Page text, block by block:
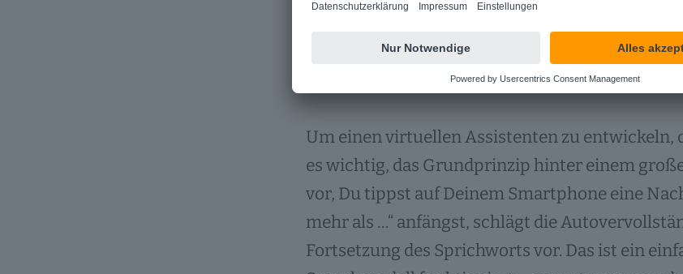
Große Sprachmodelle –
Um einen virtuellen Assistenten zu entwickeln,
es wichtig, das Grundprinzip hinter einem
vor, Du tippst auf Deinem Smartphone eine
mehr als …“ anfängst, schlägt die
Fortsetzung des Sprichworts vor. Das ist ein